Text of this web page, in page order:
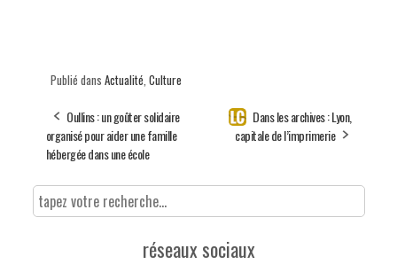
Publié dans Actualité Culture
Oullins : un goûter solidaire
organisé pour aider une famille
hébergée dans une école
Dans les archives : Lyon,
capitale de l’imprimerie
réseaux sociaux